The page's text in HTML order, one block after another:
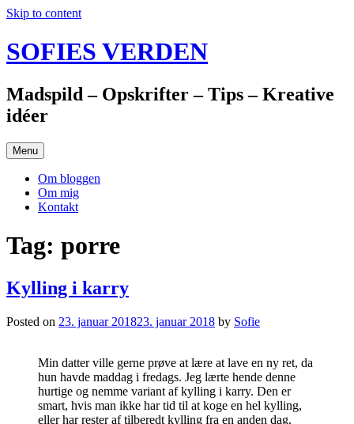
Skip to content
SOFIES VERDEN
Madspild – Opskrifter – Tips – Kreative
idéer
Menu
Om bloggen
Om mig
Kontakt
Tag: porre
Kylling i karry
Posted on 23. januar 201823. januar 2018 by Sofie
Min datter ville gerne prøve at lære at lave en ny ret, da
hun havde maddag i fredags. Jeg lærte hende denne
hurtige og nemme variant af kylling i karry. Den er
smart, hvis man ikke har tid til at koge en hel kylling,
eller har rester af tilberedt kylling fra en anden dag.